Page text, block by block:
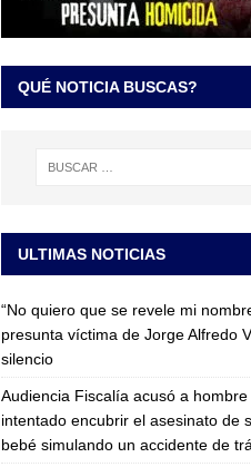
QUÉ NOTICIA BUSCAS?
ULTIMAS NOTICIAS
“No quiero que se revele mi
presunta víctima de Jorge Alfredo
silencio
Audiencia Fiscalía acusó a
intentado encubrir el asesinato de
bebé simulando un accidente de